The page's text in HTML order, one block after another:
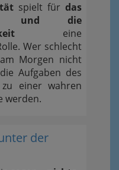
spielt für das
und die
eine
Wer schlecht
Morgen nicht
Aufgaben des
einer wahren
werden.
der